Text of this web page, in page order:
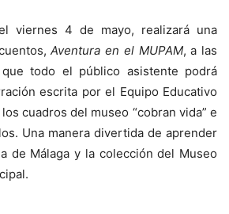
viernes 4 de mayo, realizará una
Aventura en el MUPAM, a las
todo el público asistente podrá
escrita por el Equipo Educativo
cuadros del museo “cobran vida” e
Una manera divertida de aprender
de Málaga y la colección del Museo